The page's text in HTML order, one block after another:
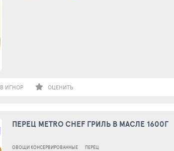
В ИГНОР ОЦЕНИТЬ
ПЕРЕЦ METRO CHEF ГРИЛЬ В МАСЛЕ 1600Г
ОВОЩИ КОНСЕРВИРОВАННЫЕ ПЕРЕЦ